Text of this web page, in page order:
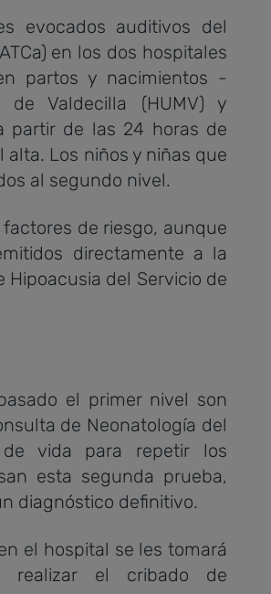
evocados auditivos del
en los dos hospitales
partos y nacimientos -
de Valdecilla (HUMV) y
partir de las 24 horas de
Los niños y niñas que
al segundo nivel.
de riesgo, aunque
directamente a la
del Servicio de
el primer nivel son
de Neonatología del
vida para repetir los
esta segunda prueba,
diagnóstico definitivo.
el hospital se les tomará
realizar el cribado de